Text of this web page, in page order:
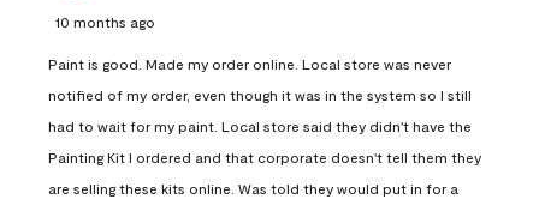
10 months ago
Paint is good. Made my order online. Local store was never
notified of my order, even though it was in the system so I still
had to wait for my paint. Local store said they didn't have the
Painting Kit I ordered and that corporate doesn't tell them they
are selling these kits online. Was told they would put in for a